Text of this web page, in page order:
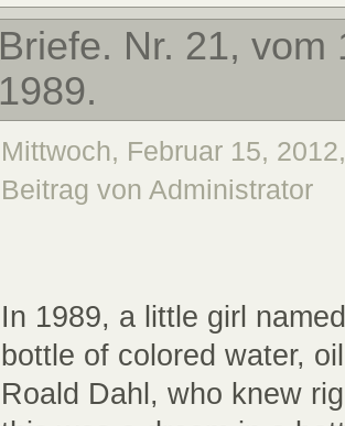
Briefe. Nr. 21, vom
1989.
Mittwoch, Februar 15,
Beitrag von Administrator
In 1989, a little girl
bottle of colored water,
Roald Dahl, who knew